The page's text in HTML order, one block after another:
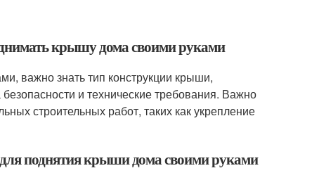
крышу дома своими руками
важно знать тип конструкции крыши,
и технические требования. Важно
строительных работ, таких как укрепление
поднятия крыши дома своими руками